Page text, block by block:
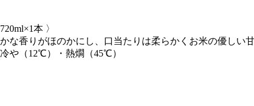
本 〉
な香りがほのかにし、口当たりは柔らかくお米の優しい
や（12℃）・熱燗（45℃）